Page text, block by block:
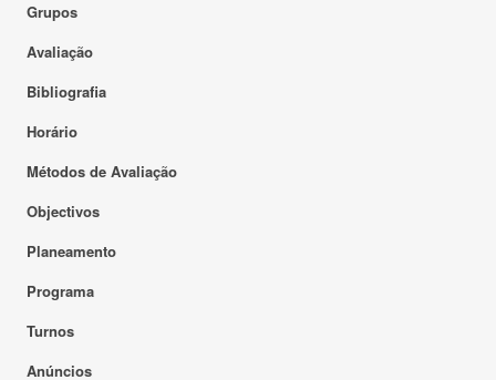
Grupos
Avaliação
Bibliografia
Horário
Métodos de Avaliação
Objectivos
Planeamento
Programa
Turnos
Anúncios